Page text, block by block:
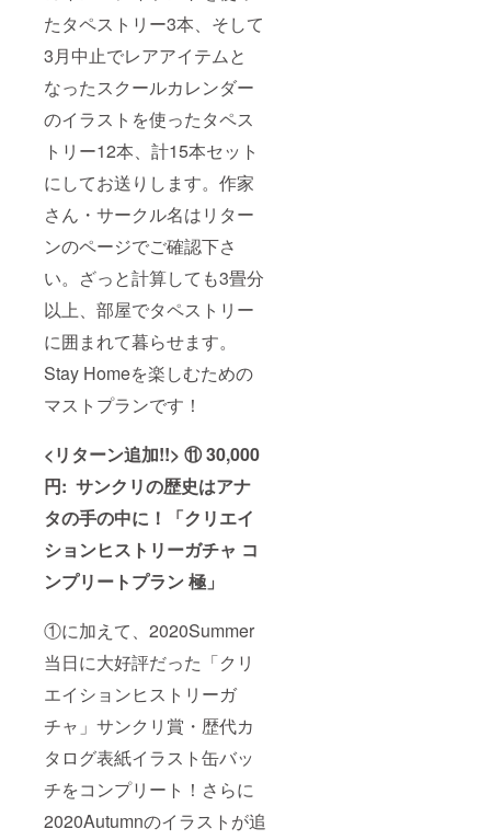
たタペストリー3本、そして
3月中止でレアアイテムと
なったスクールカレンダー
のイラストを使ったタペス
トリー12本、計15本セット
にしてお送りします。作家
さん・サークル名はリター
ンのページでご確認下さ
い。ざっと計算しても3畳分
以上、部屋でタペストリー
に囲まれて暮らせます。
Stay Homeを楽しむための
マストプランです！
<リターン追加!!> ⑪ 30,000
円: サンクリの歴史はアナ
タの手の中に ！ 「クリエイ
ションヒストリーガチャ コ
ンプリートプラン 極」
①に加えて、2020Summer
当日に大好評だった「クリ
エイションヒストリーガ
チャ」サンクリ賞・歴代カ
タログ表紙イラスト缶バッ
チをコンプリート！さらに
2020Autumnのイラストが追